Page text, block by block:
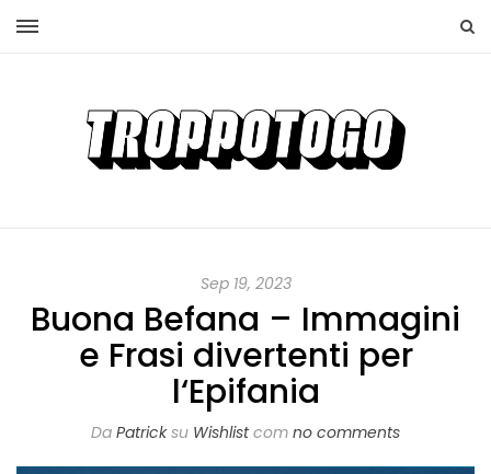
Sep 19, 2023
Buona Befana – Immagini
e Frasi divertenti per
l‘Epifania
Da Patricksu Wishlistcom no comments